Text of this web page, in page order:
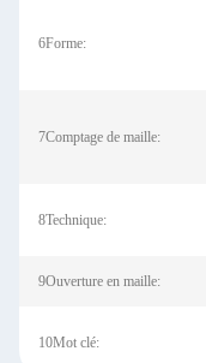
6Forme:
7Comptage de maille:
8Technique:
9Ouverture en maille:
10Mot clé: